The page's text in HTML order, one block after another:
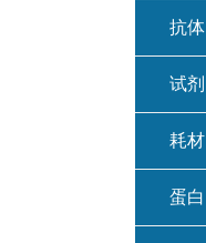
抗体
试剂
耗材
蛋白